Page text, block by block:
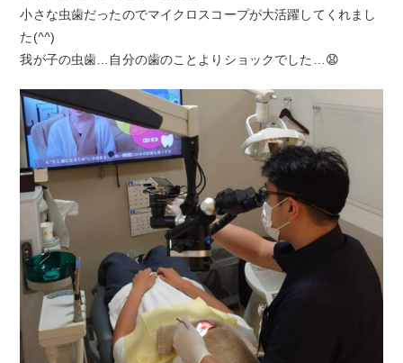
小さな虫歯だったのでマイクロスコープが大活躍してくれまし
た(^^)
我が子の虫歯…自分の歯のことよりショックでした…😧